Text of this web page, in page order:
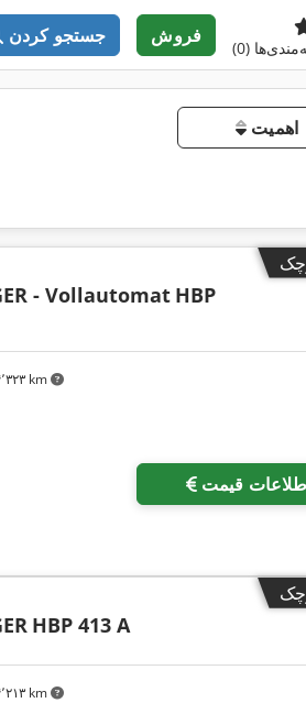
جستجو کردن فروش
(0)
اهمیت
۴٬۳۲۳ km
- Vollautomat HBP
قیمت
۴٬۲۱۳ km
HBP 413 A